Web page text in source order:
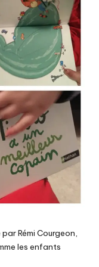
Rémi Courgeon,
les enfants